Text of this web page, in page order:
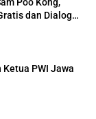
Poo Kong,
dan Dialog
PWI Jawa